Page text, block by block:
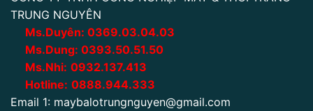
TRUNG NGUYÊN
Ms.Duyên: 0369.03.04.03
Ms.Dung: 0393.50.51.50
Ms.Nhi: 0932.137.413
Hotline: 0888.944.333
Email 1: maybalotrungnguyen@gmail.com